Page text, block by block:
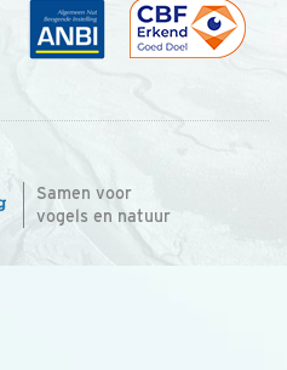
Samen voor
vogels en natuur